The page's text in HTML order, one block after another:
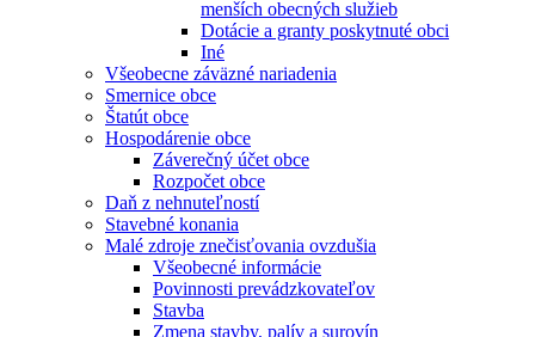
menších obecných služieb
Dotácie a granty poskytnuté obci
Iné
Všeobecne záväzné nariadenia
Smernice obce
Štatút obce
Hospodárenie obce
Záverečný účet obce
Rozpočet obce
Daň z nehnuteľností
Stavebné konania
Malé zdroje znečisťovania ovzdušia
Všeobecné informácie
Povinnosti prevádzkovateľov
Stavba
Zmena stavby, palív a surovín